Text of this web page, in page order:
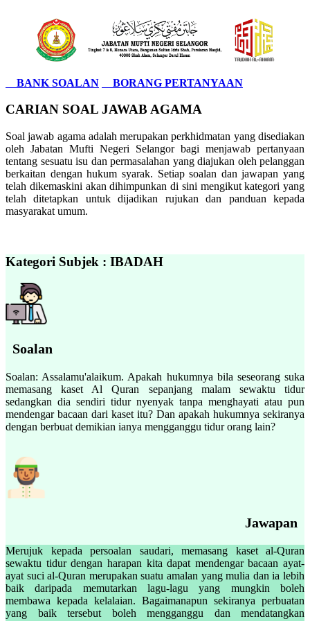
BANK SOALAN BORANG PERTANYAAN
CARIAN SOAL JAWAB AGAMA
Soal jawab agama adalah merupakan perkhidmatan yang disediakan
oleh Jabatan Mufti Negeri Selangor bagi menjawab pertanyaan
tentang sesuatu isu dan permasalahan yang diajukan oleh pelanggan
berkaitan dengan hukum syarak. Setiap soalan dan jawapan yang
telah dikemaskini akan dihimpunkan di sini mengikut kategori yang
telah ditetapkan untuk dijadikan rujukan dan panduan kepada
masyarakat umum.
Kategori Subjek : IBADAH
Soalan
Soalan: Assalamu'alaikum. Apakah hukumnya bila seseorang suka
memasang kaset Al Quran sepanjang malam sewaktu tidur
sedangkan dia sendiri tidur nyenyak tanpa menghayati atau pun
mendengar bacaan dari kaset itu? Dan apakah hukumnya sekiranya
dengan berbuat demikian ianya mengganggu tidur orang lain?
Jawapan
Merujuk kepada persoalan saudari, memasang kaset al-Quran
sewaktu tidur dengan harapan kita dapat mendengar bacaan ayat-
ayat suci al-Quran merupakan suatu amalan yang mulia dan ia lebih
baik daripada memutarkan lagu-lagu yang mungkin boleh
membawa kepada kelalaian. Bagaimanapun sekiranya perbuatan
yang baik tersebut boleh mengganggu dan mendatangkan